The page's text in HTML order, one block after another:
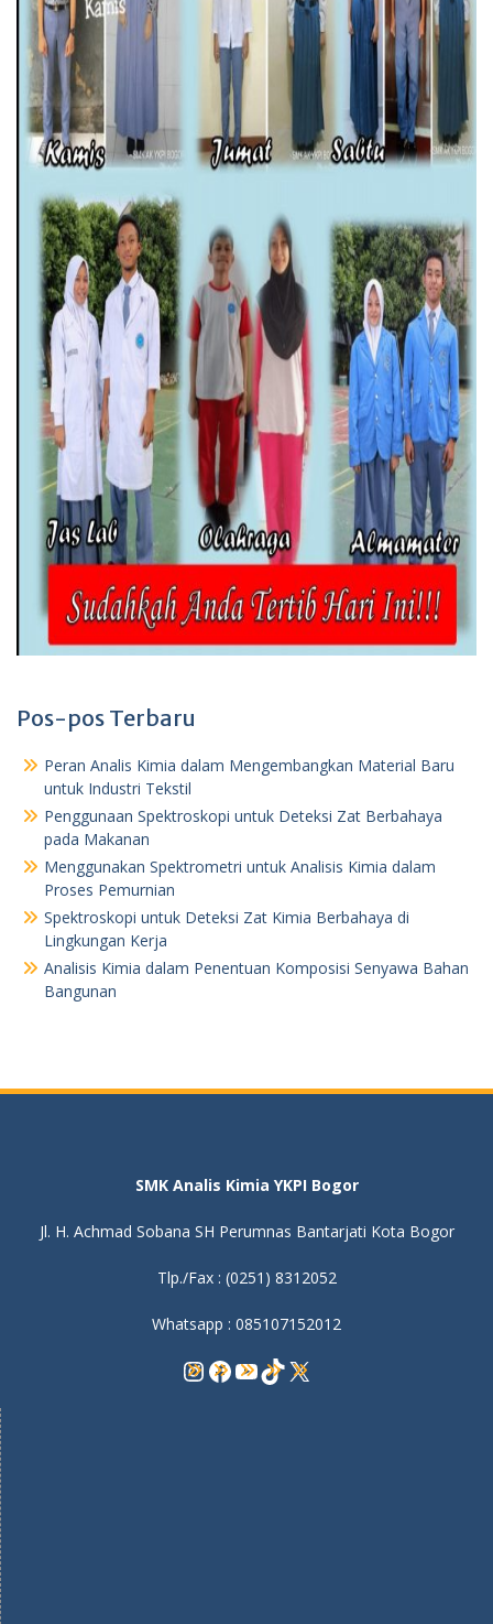
Pos-pos Terbaru
Peran Analis Kimia dalam Mengembangkan Material Baru
untuk Industri Tekstil
Penggunaan Spektroskopi untuk Deteksi Zat Berbahaya
pada Makanan
Menggunakan Spektrometri untuk Analisis Kimia dalam
Proses Pemurnian
Spektroskopi untuk Deteksi Zat Kimia Berbahaya di
Lingkungan Kerja
Analisis Kimia dalam Penentuan Komposisi Senyawa Bahan
Bangunan
SMK Analis Kimia YKPI Bogor
Jl. H. Achmad Sobana SH Perumnas Bantarjati Kota Bogor
Tlp./Fax : (0251) 8312052
Whatsapp : 085107152012
Instagram
Facebook
YouTube
TikTok
X